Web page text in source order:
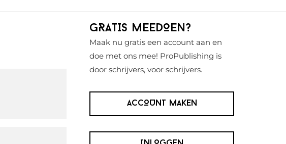
Primaire
Sidebar
GRATIS MEEDOEN?
Maak nu gratis een account aan en
doe met ons mee! ProPublishing is
door schrijvers, voor schrijvers.
ACCOUNT MAKEN